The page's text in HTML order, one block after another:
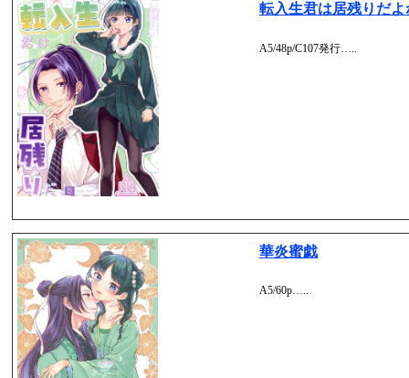
転入生君は居残りだよ
A5/48p/C107発行…..
華炎蜜戯
A5/60p…..